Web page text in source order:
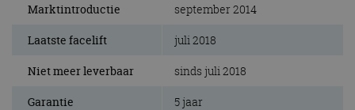
Marktintroductie september 2014
Laatste facelift juli 2018
Niet meer leverbaar sinds juli 2018
Garantie 5 jaar